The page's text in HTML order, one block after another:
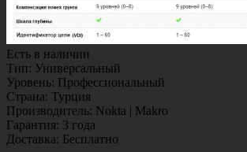
Есть в наличии
Тип: Универсальный
Уровень: Профессиональный
Страна: Турция
Производитель: Nokta | Makro
Гарантия: 3 года
Доставка: Бесплатно